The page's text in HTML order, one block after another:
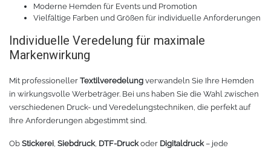
Moderne Hemden für Events und Promotion
Vielfältige Farben und Größen für individuelle Anforderungen
Individuelle Veredelung für maximale
Markenwirkung
Mit professioneller Textilveredelung verwandeln Sie Ihre Hemden
in wirkungsvolle Werbeträger. Bei uns haben Sie die Wahl zwischen
verschiedenen Druck- und Veredelungstechniken, die perfekt auf
Ihre Anforderungen abgestimmt sind.
Ob Stickerei Siebdruck, DTF-Druckoder Digitaldruck– jede